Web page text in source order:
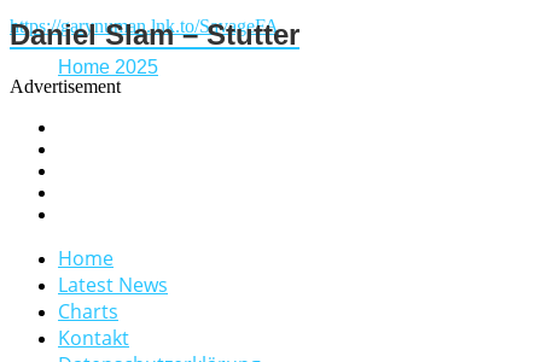
https://garynuman.lnk.to/SavageFA
Home 2025
Daniel Slam – Stutter
Advertisement
Home
Latest News
Charts
Kontakt